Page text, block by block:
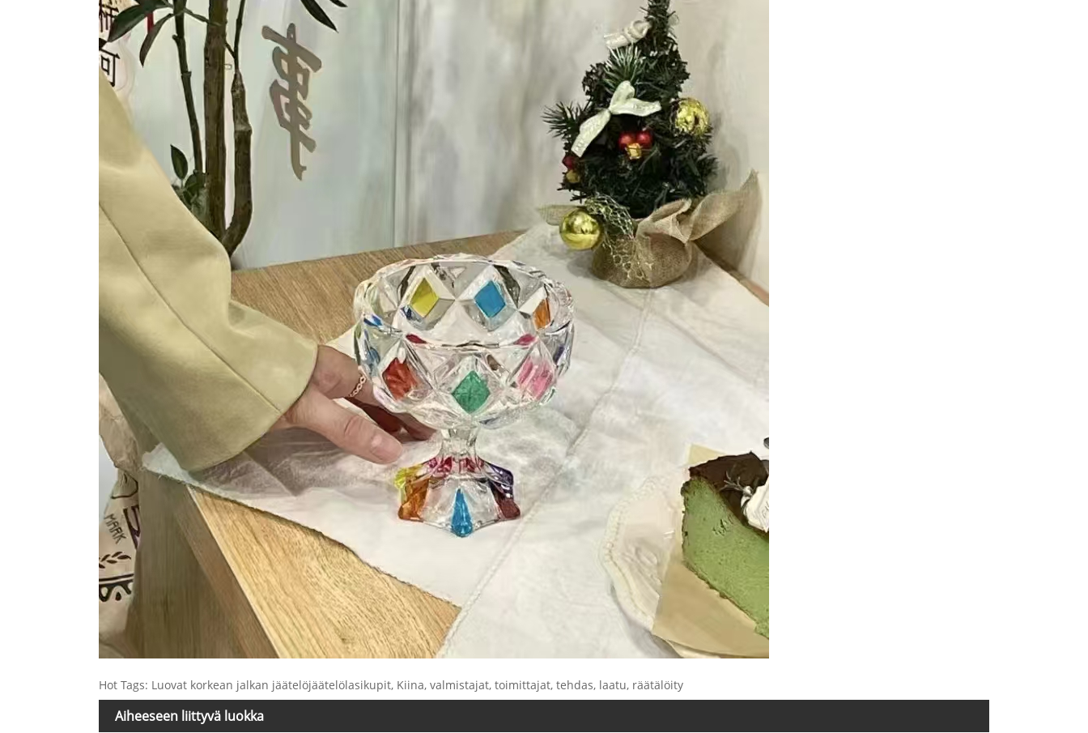
Hot Tags: Luovat korkean jalkan jäätelöjäätelölasikupit, Kiina, valmistajat, toimittajat, tehdas, laatu, räätälöity
Aiheeseen liittyvä luokka